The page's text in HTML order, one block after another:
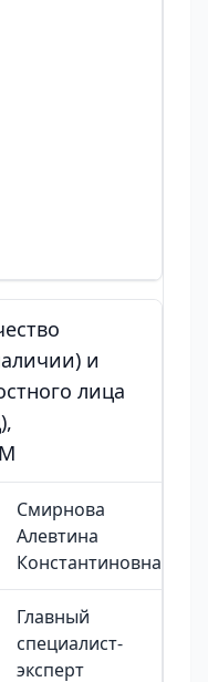
и
лица
Смирнова
Алевтина
Константиновна
Главный
специалист-
эксперт